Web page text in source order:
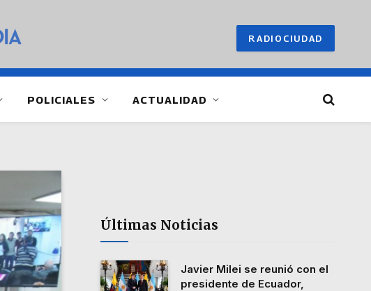
RADIOCIUDAD
POLICIALES ACTUALIDAD
Últimas Noticias
Javier Milei se reunió con el
presidente de Ecuador,